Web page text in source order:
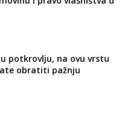
potkrovlju, na ovu vrstu
obratiti pažnju